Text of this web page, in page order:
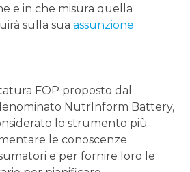
e in che misura quella
sulla sua assunzione
FOP proposto dal
NutrInform Battery,
lo strumento più
le conoscenze
e per fornire loro le